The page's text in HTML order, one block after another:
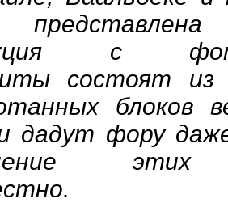
с
состоят из
блоков
дадут фору
этих